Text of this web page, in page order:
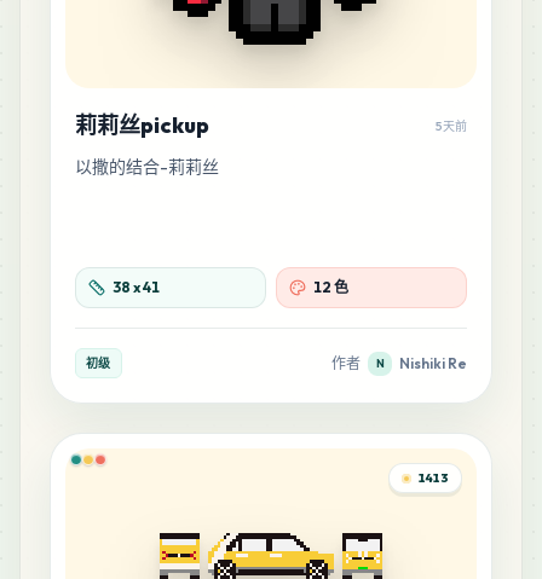
莉莉丝pickup 5天前
以撒的结合-莉莉丝
38 x41 12 色
初级 作者 N Nishiki Re
1413